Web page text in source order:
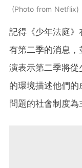
Photo from Netflix
記得 《少年法庭
有第二季的消息
演表示第二季將
的環境描述他們
問題的社會制度為